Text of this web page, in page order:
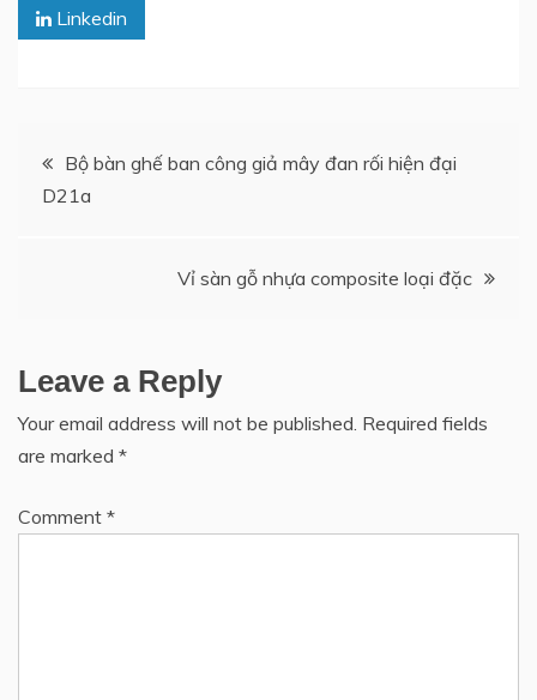
Linkedin
Post
Bộ bàn ghế ban công giả mây đan rối hiện đại
D21a
Vỉ sàn gỗ nhựa composite loại đặc
Leave a Reply
Your email address will not be published. Required fields
are marked *
Comment *